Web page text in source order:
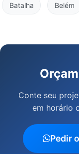
Batalha Belém
Conte seu
em horário
Pedir